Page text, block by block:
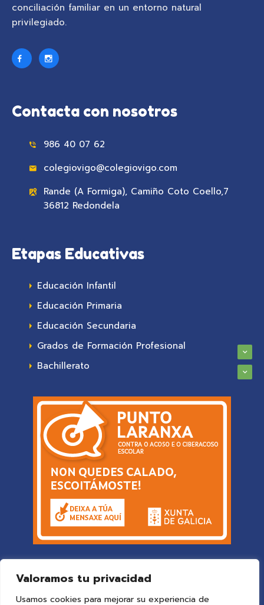
Valoramos tu privacidad
Usamos cookies para mejorar su experiencia de
conciliación familiar en un entorno natural
privilegiado.
Contacta con nosotros
986 40 07 62
colegiovigo@colegiovigo.com
Rande (A Formiga), Camiño Coto Coello,7
36812 Redondela
Etapas Educativas
Educación Infantil
Educación Primaria
Educación Secundaria
Grados de Formación Profesional
Bachillerato